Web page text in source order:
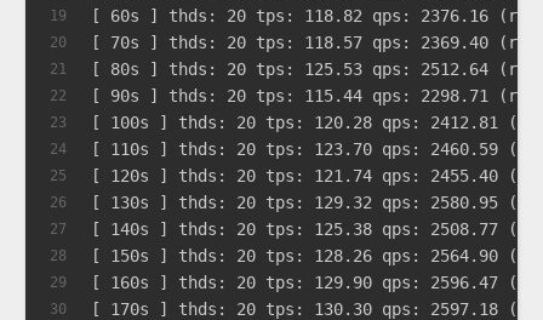
19
20
21
22
23
24
25
26
27
28
29
30
[ 60s ] thds: 20 tps: 118.82 qps: 2376.16 (r/
[ 70s ] thds: 20 tps: 118.57 qps: 2369.40 (r/
[ 80s ] thds: 20 tps: 125.53 qps: 2512.64 (r/
[ 90s ] thds: 20 tps: 115.44 qps: 2298.71 (r/
[ 100s ] thds: 20 tps: 120.28 qps: 2412.81 (r/
[ 110s ] thds: 20 tps: 123.70 qps: 2460.59 (r/
[ 120s ] thds: 20 tps: 121.74 qps: 2455.40 (r/
[ 130s ] thds: 20 tps: 129.32 qps: 2580.95 (r/
[ 140s ] thds: 20 tps: 125.38 qps: 2508.77 (r/
[ 150s ] thds: 20 tps: 128.26 qps: 2564.90 (r/
[ 160s ] thds: 20 tps: 129.90 qps: 2596.47 (r/
[ 170s ] thds: 20 tps: 130.30 qps: 2597.18 (r/